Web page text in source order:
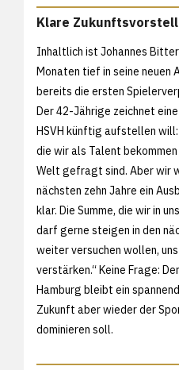
Klare
Inhaltlich ist Johannes
Monaten tief in seine neuen
bereits die ersten
Der 42-Jährige zeichnet
HSVH künftig aufstellen will:
die wir als Talent
Welt gefragt sind. Aber wir
nächsten zehn Jahre ein
klar. Die Summe, die wir in
darf gerne steigen in den
weiter versuchen wollen,
verstärken.“ Keine Frage:
Hamburg bleibt ein
Zukunft aber wieder der
dominieren soll.